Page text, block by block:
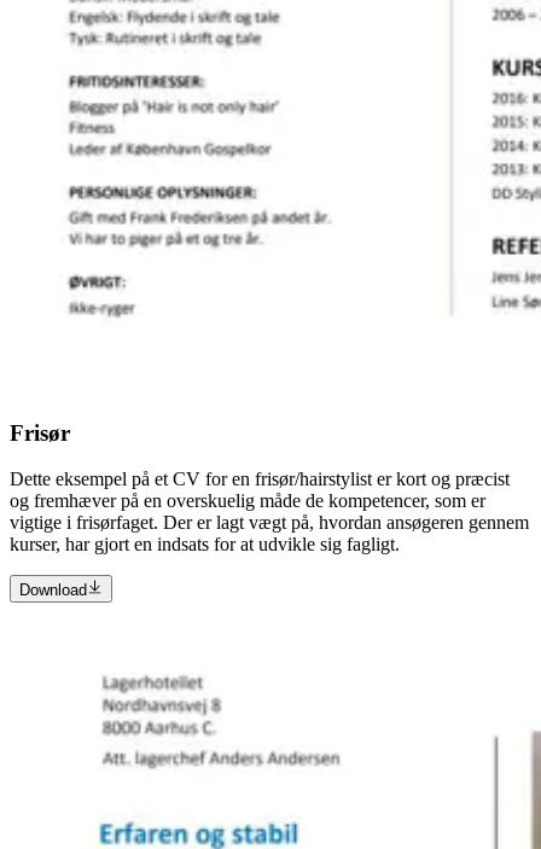
Frisør
Dette eksempel på et CV for en frisør/hairstylist er kort og præcist
og fremhæver på en overskuelig måde de kompetencer, som er
vigtige i frisørfaget. Der er lagt vægt på, hvordan ansøgeren gennem
kurser, har gjort en indsats for at udvikle sig fagligt.
Download